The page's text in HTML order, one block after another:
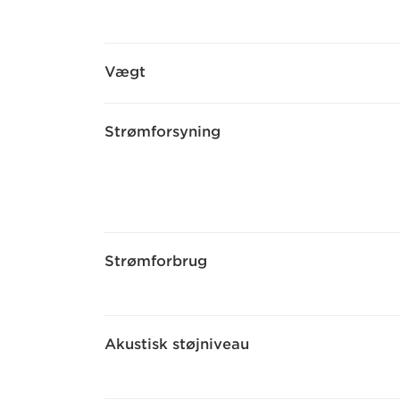
Vægt
Strømforsyning
Strømforbrug
Akustisk støjniveau